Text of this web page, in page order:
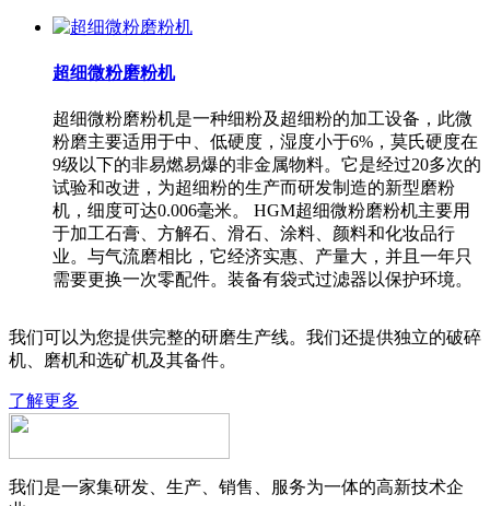
超细微粉磨粉机
超细微粉磨粉机是一种细粉及超细粉的加工设备，此微
粉磨主要适用于中、低硬度，湿度小于6%，莫氏硬度在
9级以下的非易燃易爆的非金属物料。它是经过20多次的
试验和改进，为超细粉的生产而研发制造的新型磨粉
机，细度可达0.006毫米。 HGM超细微粉磨粉机主要用
于加工石膏、方解石、滑石、涂料、颜料和化妆品行
业。与气流磨相比，它经济实惠、产量大，并且一年只
需要更换一次零配件。装备有袋式过滤器以保护环境。
我们可以为您提供完整的研磨生产线。我们还提供独立的破碎
机、磨机和选矿机及其备件。
了解更多
我们是一家集研发、生产、销售、服务为一体的高新技术企